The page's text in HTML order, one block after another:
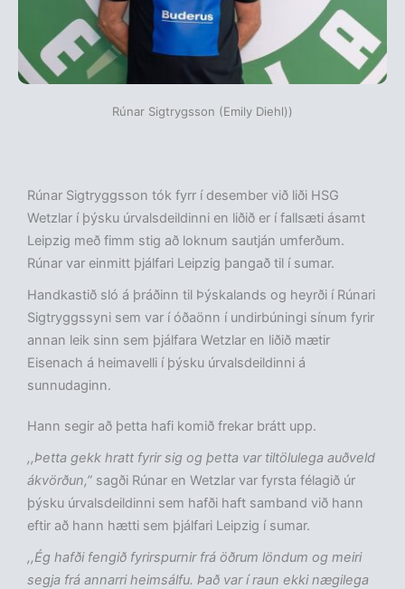
Rúnar Sigtrygsson (Emily Diehl))
Rúnar Sigtryggsson tók fyrr í desember við liði HSG
Wetzlar í þýsku úrvalsdeildinni en liðið er í fallsæti ásamt
Leipzig með fimm stig að loknum sautján umferðum.
Rúnar var einmitt þjálfari Leipzig þangað til í sumar.
Handkastið sló á þráðinn til Þýskalands og heyrði í Rúnari
Sigtryggssyni sem var í óðaönn í undirbúningi sínum fyrir
annan leik sinn sem þjálfara Wetzlar en liðið mætir
Eisenach á heimavelli í þýsku úrvalsdeildinni á
sunnudaginn.
Hann segir að þetta hafi komið frekar brátt upp.
,,Þetta gekk hratt fyrir sig og þetta var tiltölulega auðveld
ákvörðun,” sagði Rúnar en Wetzlar var fyrsta félagið úr
þýsku úrvalsdeildinni sem hafði haft samband við hann
eftir að hann hætti sem þjálfari Leipzig í sumar.
,,Ég hafði fengið fyrirspurnir frá öðrum löndum og meiri
segja frá annarri heimsálfu. Það var í raun ekki nægilega